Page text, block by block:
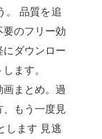
。 品質を追
のフリー効
ダウンロー
ます。
まとめ。過
もう一度見
します 見逃